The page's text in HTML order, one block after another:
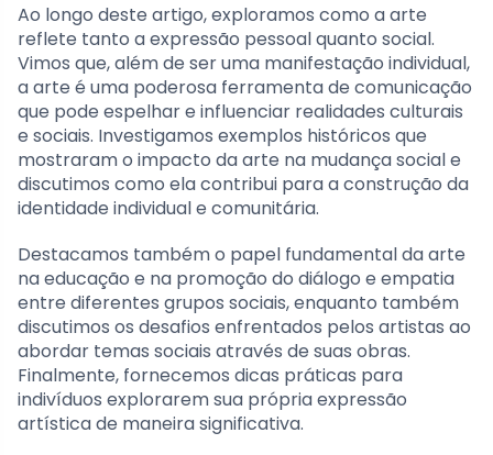
Ao longo deste artigo, exploramos como a arte
reflete tanto a expressão pessoal quanto social.
Vimos que, além de ser uma manifestação individual,
a arte é uma poderosa ferramenta de comunicação
que pode espelhar e influenciar realidades culturais
e sociais. Investigamos exemplos históricos que
mostraram o impacto da arte na mudança social e
discutimos como ela contribui para a construção da
identidade individual e comunitária.
Destacamos também o papel fundamental da arte
na educação e na promoção do diálogo e empatia
entre diferentes grupos sociais, enquanto também
discutimos os desafios enfrentados pelos artistas ao
abordar temas sociais através de suas obras.
Finalmente, fornecemos dicas práticas para
indivíduos explorarem sua própria expressão
artística de maneira significativa.